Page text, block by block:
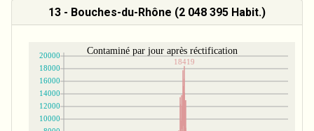
13 - Bouches-du-Rhône (2 048 395 Habit.)